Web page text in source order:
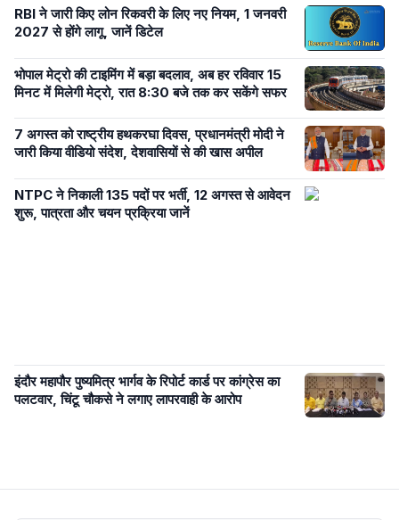
RBI ने जारी किए लोन रिकवरी के लिए नए नियम, 1 जनवरी
2027 से होंगे लागू, जानें डिटेल
भोपाल मेट्रो की टाइमिंग में बड़ा बदलाव, अब हर रविवार 15
मिनट में मिलेगी मेट्रो, रात 8:30 बजे तक कर सकेंगे सफर
7 अगस्त को राष्ट्रीय हथकरघा दिवस, प्रधानमंत्री मोदी ने
जारी किया वीडियो संदेश, देशवासियों से की खास अपील
NTPC ने निकाली 135 पदों पर भर्ती, 12 अगस्त से आवेदन
शुरू, पात्रता और चयन प्रक्रिया जानें
इंदौर महापौर पुष्यमित्र भार्गव के रिपोर्ट कार्ड पर कांग्रेस का
पलटवार, चिंटू चौकसे ने लगाए लापरवाही के आरोप